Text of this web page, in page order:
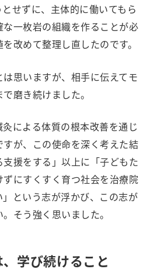
せずに、主体的に働いてもら
一枚岩の組織を作ることが必
改めて整理し直したのです。
思いますが、相手に伝えてモ
磨き続けました。
による体質の根本改善を通じ
が、この使命を深く考えた結
援をする」以上に「子どもた
にすくすく育つ社会を治療院
という志が浮かび、この志が
そう強く思いました。
学び続けること